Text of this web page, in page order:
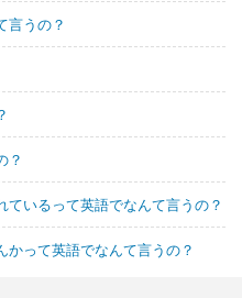
言うの？
？
いるって英語でなんて言うの？
って英語でなんて言うの？